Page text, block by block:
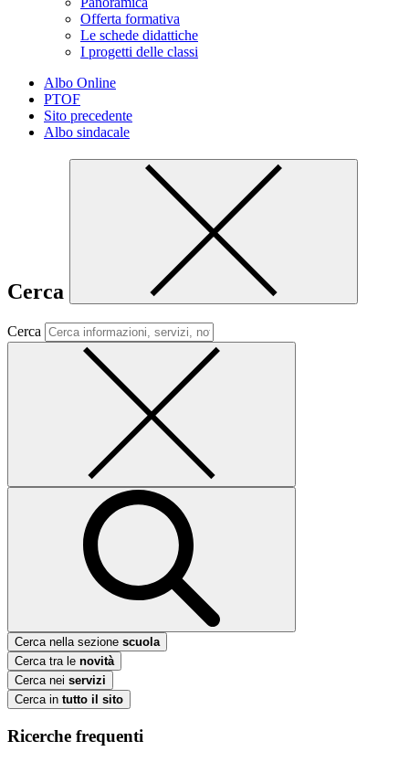
Offerta formativa
Le schede didattiche
I progetti delle classi
Albo Online
PTOF
Sito precedente
Albo sindacale
Cerca
Cerca
Cerca nella sezione scuola
Cerca tra le novità
Cerca nei servizi
Cerca in tutto il sito
Ricerche frequenti